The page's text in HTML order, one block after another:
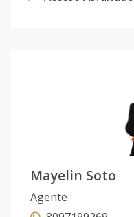
Mayelin Soto
Agente